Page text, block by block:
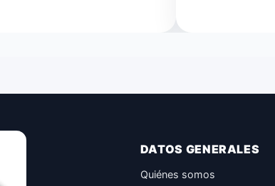
DATOS GENERALES
Quiénes somos